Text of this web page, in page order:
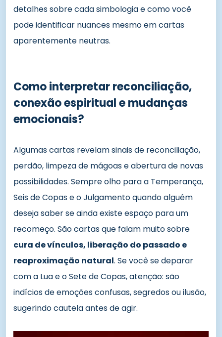
detalhes sobre cada simbologia e como você
pode identificar nuances mesmo em cartas
aparentemente neutras.
Como interpretar reconciliação,
conexão espiritual e mudanças
emocionais?
Algumas cartas revelam sinais de reconciliação,
perdão, limpeza de mágoas e abertura de novas
possibilidades. Sempre olho para a Temperança,
Seis de Copas e o Julgamento quando alguém
deseja saber se ainda existe espaço para um
recomeço. São cartas que falam muito sobre
cura de vínculos, liberação do passado e
reaproximação natural. Se você se deparar
com a Lua e o Sete de Copas, atenção: são
indícios de emoções confusas, segredos ou ilusão,
sugerindo cautela antes de agir.